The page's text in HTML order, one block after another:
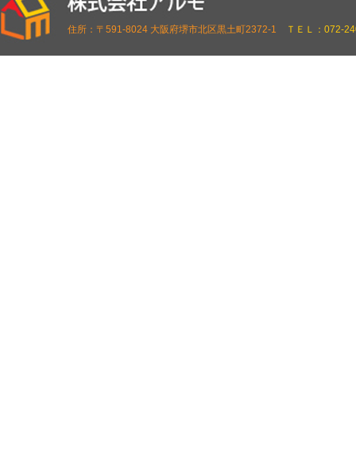
住所：〒591-8024 大阪府堺市北区黒土町2372-1 ＴＥＬ：072-